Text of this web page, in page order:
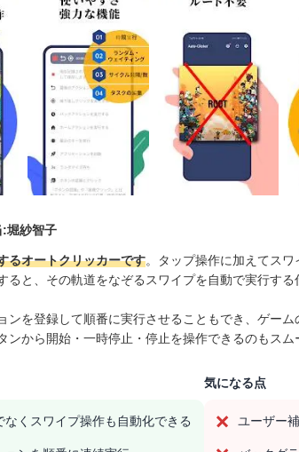
:堀紗智子
るオートクリッカーです。タップ操作に加えてス
ると、その軌道をなぞるスワイプを自動で実行する
ンを登録して順番に実行させることもでき、ゲーム
ンから開始・一時停止・停止を操作できるのもスム
なくスワイプ操作も自動化できる
気になる点
ユーザー